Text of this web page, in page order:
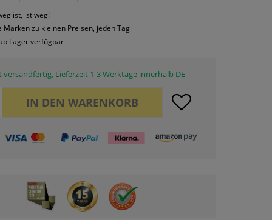
ist, ist weg!
Marken zu kleinen Preisen, jeden Tag
Lager verfügbar
versandfertig, Lieferzeit 1-3 Werktage innerhalb DE
IN DEN WARENKORB